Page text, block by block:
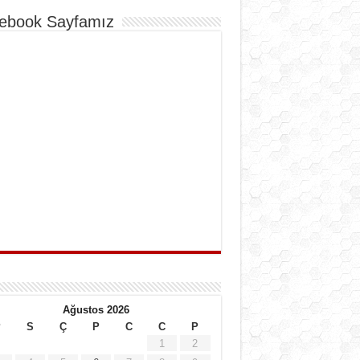
Sayfamız
Ağustos 2026
S Ç P C C
P
1
2